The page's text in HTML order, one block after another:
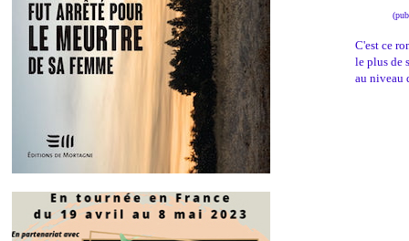
C'est ce
le plus de
au niveau